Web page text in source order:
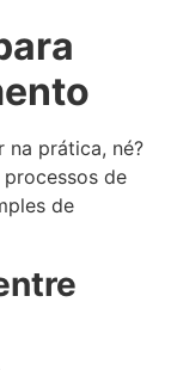
na prática, né?
de
de